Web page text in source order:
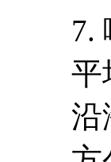
7.
平
沿